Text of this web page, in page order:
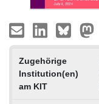
Zugehörige
Institution(en)
am KIT